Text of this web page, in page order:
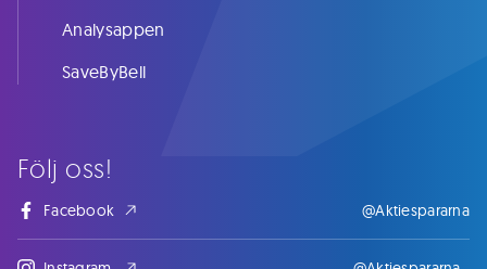
Följ oss!
Facebook @Aktiespararna
Analysappen
SaveByBell